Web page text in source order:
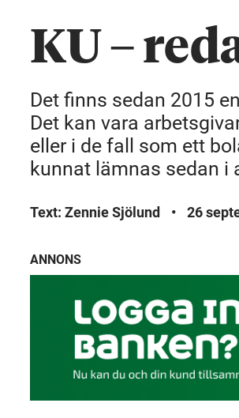
KU –
Det finns sedan 2015
Det kan vara
eller i de fall som ett
kunnat lämnas sedan i
Text: Zennie Sjölund • 26
ANNONS